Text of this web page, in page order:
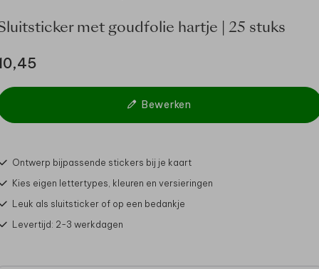
met goudfolie hartje | 25 stuks
Bewerken
Ontwerp bijpassende stickers bij je kaart
Kies eigen lettertypes, kleuren en versieringen
Leuk als sluitsticker of op een bedankje
Levertijd: 2-3 werkdagen